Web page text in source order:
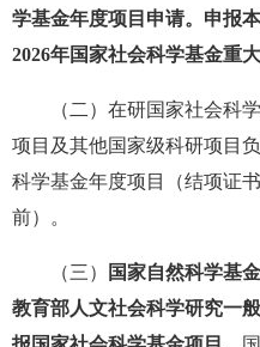
学基金年度项目申请。申报
2026年国家社会科学基金重大
（二）在研国家社会科
项目及其他国家级科研项目
科学基金年度项目（结项证
前）。
（三）
国家自然科学基
教育部人文社会科学研究一